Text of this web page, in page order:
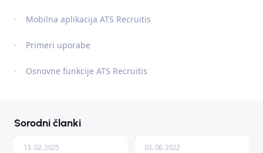
Mobilna aplikacija ATS Recruitis
Primeri uporabe
Osnovne funkcije ATS Recruitis
Sorodni članki
13. 02. 2025 03. 06. 2022